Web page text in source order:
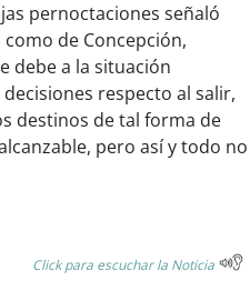
pernoctaciones señaló
de Concepción,
debe a la situación
respecto al salir,
destinos de tal forma de
pero así y todo no
Click para escuchar la Noticia